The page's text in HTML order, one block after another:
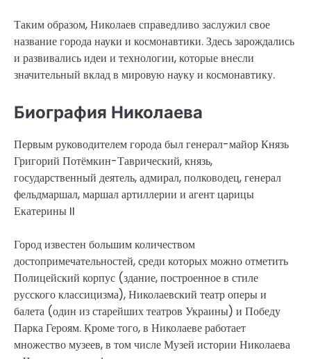
Таким образом, Николаев справедливо заслужил свое
название города науки и космонавтики. Здесь зарождались
и развивались идеи и технологии, которые внесли
значительный вклад в мировую науку и космонавтику.
Биография Николаева
Первым руководителем города был генерал-майор Князь
Григорий Потёмкин-Таврический, князь,
государственный деятель, адмирал, полководец, генерал
фельдмаршал, маршал артиллерии и агент царицы
Екатерины II
Город известен большим количеством
достопримечательностей, среди которых можно отметить
Полицейский корпус (здание, построенное в стиле
русского классицизма), Николаевский театр оперы и
балета (один из старейших театров Украины) и Победу
Парка Героям. Кроме того, в Николаеве работает
множество музеев, в том числе Музей истории Николаева